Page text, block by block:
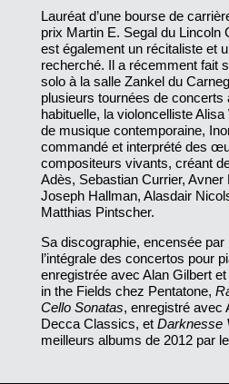
Lauréat d’une bourse de
prix Martin E. Segal du Lincoln
est également un récitaliste et
recherché. Il a récemment fait
solo à la salle Zankel du
plusieurs tournées de concerts
habituelle, la violoncelliste
de musique contemporaine,
commandé et interprété des
compositeurs vivants, créant
Adès, Sebastian Currier, Avner
Joseph Hallman, Alasdair
Matthias Pintscher.
Sa discographie, encensée
l’intégrale des concertos pour
enregistrée avec Alan Gilbert
in the Fields chez Pentatone,
Cello Sonatas, enregistré avec
Decca Classics, et Darknesse
meilleurs albums de 2012 par le